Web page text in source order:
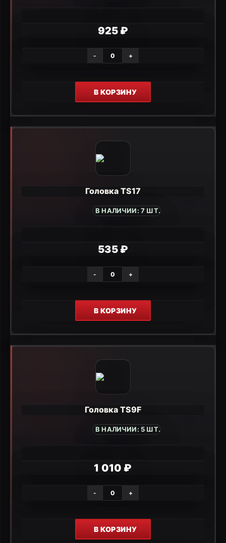
925 ₽
- +
В КОРЗИНУ
Головка TS17
В НАЛИЧИИ: 7 ШТ.
535 ₽
- +
В КОРЗИНУ
Головка TS9F
В НАЛИЧИИ: 5 ШТ.
1 010 ₽
- +
В КОРЗИНУ